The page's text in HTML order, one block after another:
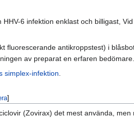
6 infektion enklast och billigast,
fluorescerande antikroppstest) i
av preparat en erfaren bedömare.
simplex-infektion.
]
(Zovirax) det mest använda,